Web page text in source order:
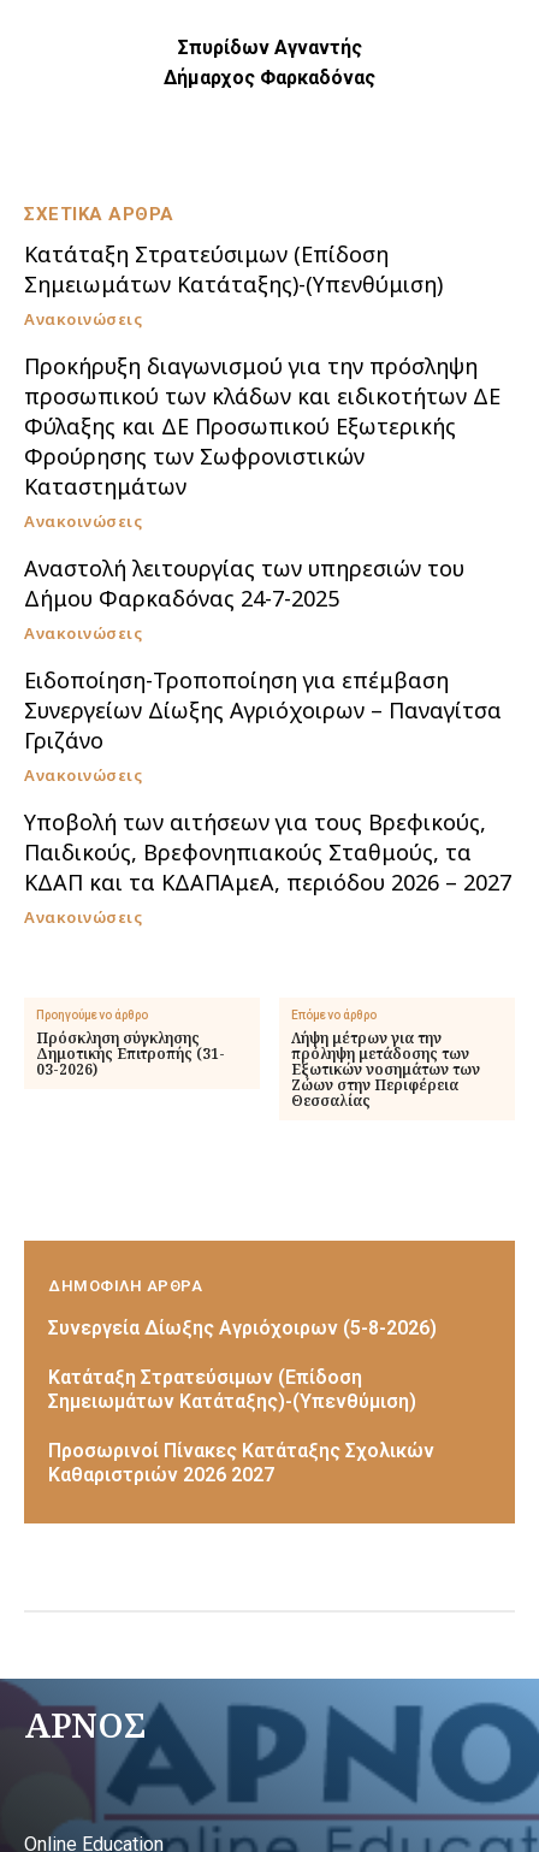
ΣΧΕΤΙΚΑ ΑΡΘΡΑ
Κατάταξη Στρατεύσιμων (Επίδοση
Σημειωμάτων Κατάταξης)-(Υπενθύμιση)
Ανακοινώσεις
Προκήρυξη διαγωνισμού για την πρόσληψη
προσωπικού των κλάδων και ειδικοτήτων ΔΕ
Φύλαξης και ΔΕ Προσωπικού Εξωτερικής
Φρούρησης των Σωφρονιστικών
Καταστημάτων
Ανακοινώσεις
Αναστολή λειτουργίας των υπηρεσιών του
Δήμου Φαρκαδόνας 24-7-2025
Ανακοινώσεις
Ειδοποίηση-Τροποποίηση για επέμβαση
Συνεργείων Δίωξης Αγριόχοιρων – Παναγίτσα
Γριζάνο
Ανακοινώσεις
Υποβολή των αιτήσεων για τους Βρεφικούς,
Παιδικούς, Βρεφονηπιακούς Σταθμούς, τα
ΚΔΑΠ και τα ΚΔΑΠΑμεΑ, περιόδου 2026 – 2027
Ανακοινώσεις
Σπυρίδων Αγναντής
Δήμαρχος Φαρκαδόνας
Προηγούμενο άρθρο
Πρόσκληση σύγκλησης
Δημοτικής Επιτροπής (31-
03-2026)
Επόμενο άρθρο
Λήψη μέτρων για την
πρόληψη μετάδοσης των
Εξωτικών νοσημάτων των
Ζώων στην Περιφέρεια
Θεσσαλίας
ΔΗΜΟΦΙΛΗ ΑΡΘΡΑ
Συνεργεία Δίωξης Αγριόχοιρων (5-8-2026)
Κατάταξη Στρατεύσιμων (Επίδοση
Σημειωμάτων Κατάταξης)-(Υπενθύμιση)
Προσωρινοί Πίνακες Κατάταξης Σχολικών
Καθαριστριών 2026 2027
ΑΡΝΟΣ
Online Education